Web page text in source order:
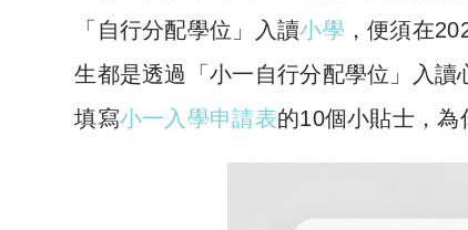
「自行分配學位」入讀小學 ，便須在
生都是透過「小一自行分配學位」入
填寫小一入學申請表的10個小貼士，為